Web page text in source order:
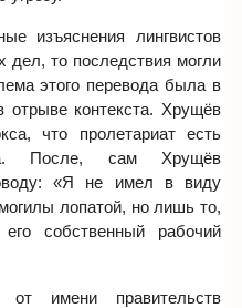
изъяснения лингвистов
дел, то последствия могли
этого перевода была в
контекста. Хрущёв
что пролетариат есть
После, сам Хрущёв
«Я не имел в виду
лопатой, но лишь то,
собственный рабочий
имени правительств